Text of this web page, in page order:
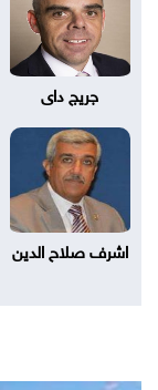
جريج داى
اشرف صلاح الدين